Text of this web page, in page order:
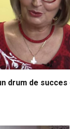
drum de